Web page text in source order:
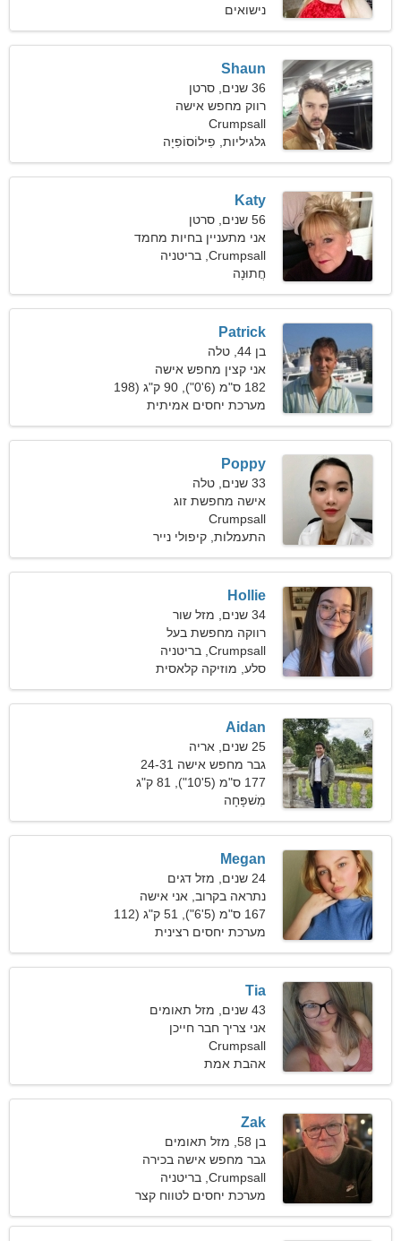
נישואים
Shaun
36 שנים, סרטן
רווק מחפש אישה
Crumpsall
גלגיליות, פִילוֹסוֹפִיָה
Katy
56 שנים, סרטן
אני מתעניין בחיות מחמד
ואירובי
Crumpsall, בריטניה
חֲתוּנָה
Patrick
בן 44, טלה
אני קצין מחפש אישה
חברותית
182 ס"מ (6'0"), 90 ק"ג (198
פאונד)
מערכת יחסים אמיתית
Poppy
33 שנים, טלה
אישה מחפשת זוג
Crumpsall
התעמלות, קיפולי נייר
Hollie
34 שנים, מזל שור
רווקה מחפשת בעל
Crumpsall, בריטניה
סלע, מוזיקה קלאסית
Aidan
25 שנים, אריה
גבר מחפש אישה 24-31
177 ס"מ (5'10"), 81 ק"ג
(178 פאונד)
מִשׁפָּחָה
Megan
24 שנים, מזל דגים
נתראה בקרוב, אני אישה
נחמדה
167 ס"מ (5'6"), 51 ק"ג (112
פאונד)
מערכת יחסים רצינית
Tia
43 שנים, מזל תאומים
אני צריך חבר חייכן
לרומנטיקה
Crumpsall
אהבת אמת
Zak
בן 58, מזל תאומים
גבר מחפש אישה בכירה
Crumpsall, בריטניה
מערכת יחסים לטווח קצר